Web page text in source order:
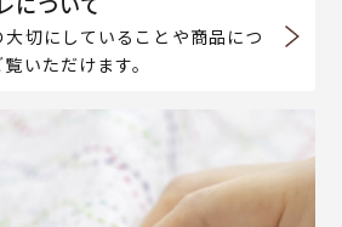
切にしていることや商品につ
いただけます。